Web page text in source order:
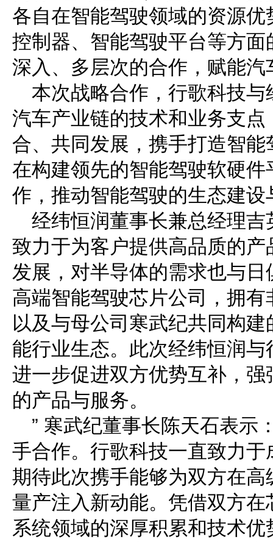
各自在智能驾驶领域的资源
控制器、智能驾驶平台等方
深入、多层次的合作，赋能
本次战略合作，行歌科技
汽车产业链的技术和业务支
合、共同发展，携手打造智
在构建领先的智能驾驶软硬
作，推动智能驾驶的生态建设
经纬恒润董事长兼总经理吉
致力于为客户提供高品质的
发展，对半导体的需求也与
高端智能驾驶芯片公司，拥
以及与母公司寒武纪共同构
能行业生态。此次经纬恒润
进一步促进双方优势互补，
的产品与服务。
” 寒武纪董事长陈天石表示
手合作。行歌科技一直致力
期待此次携手能够为双方在
量产注入新动能。凭借双方
系统领域的深厚积累和技术